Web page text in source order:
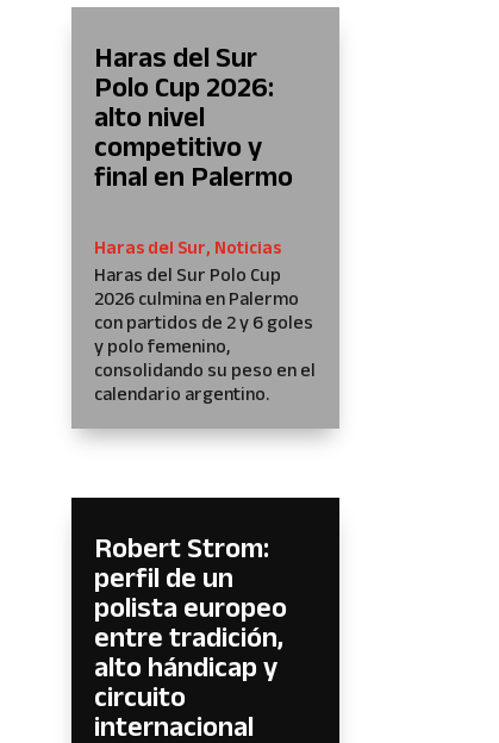
Haras del Sur
Polo Cup 2026:
alto nivel
competitivo y
final en Palermo
Haras del Sur, Noticias
Haras del Sur Polo Cup
2026 culmina en Palermo
con partidos de 2 y 6 goles
y polo femenino,
consolidando su peso en el
calendario argentino.
Robert Strom:
perfil de un
polista europeo
entre tradición,
alto hándicap y
circuito
internacional